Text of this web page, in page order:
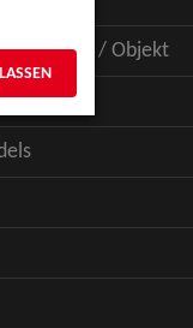
/ Puppe / Objekt